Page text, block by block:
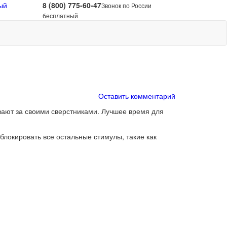
8 (800) 775-60-47Звонок по России
бесплатный
Оставить комментарий
за своими сверстниками. Лучшее время для
все остальные стимулы, такие как